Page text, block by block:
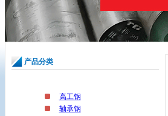
产品分类
高工钢
轴承钢